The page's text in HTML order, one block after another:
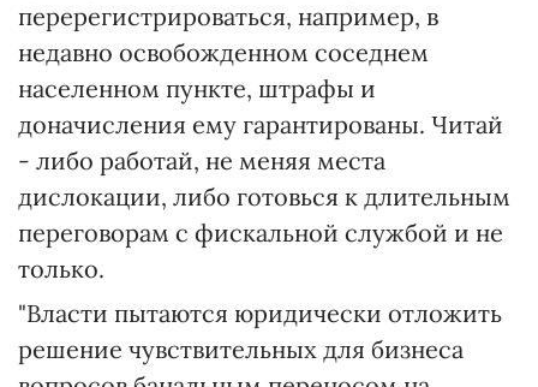
перерегистрироваться, например, в
недавно освобожденном соседнем
населенном пункте, штрафы и
доначисления ему гарантированы. Читай
- либо работай, не меняя места
дислокации, либо готовься к длительным
переговорам с фискальной службой и не
только.
"Власти пытаются юридически отложить
решение чувствительных для бизнеса